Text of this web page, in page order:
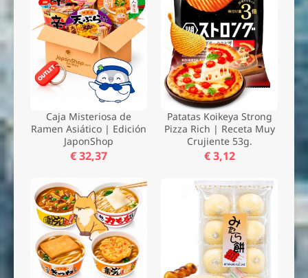
Caja Misteriosa de
Ramen Asiático | Edición
JaponShop
€ 32,37
Patatas Koikeya Strong
Pizza Rich | Receta Muy
Crujiente 53g.
€ 3,12